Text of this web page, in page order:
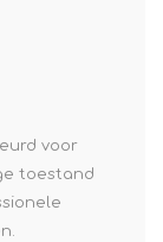
voor
toestand